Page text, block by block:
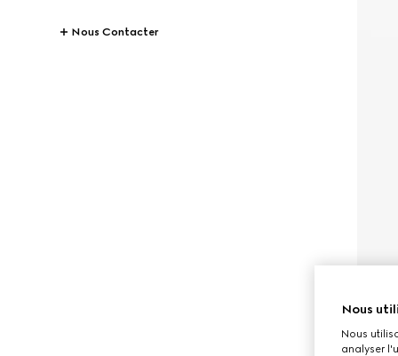
Nous Contacter
Nous
Nous
analyser